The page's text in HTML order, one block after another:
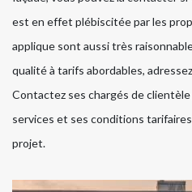
est en effet plébiscitée par les
applique sont aussi très
qualité à tarifs abordables,
Contactez ses chargés de
services et ses conditions
projet.